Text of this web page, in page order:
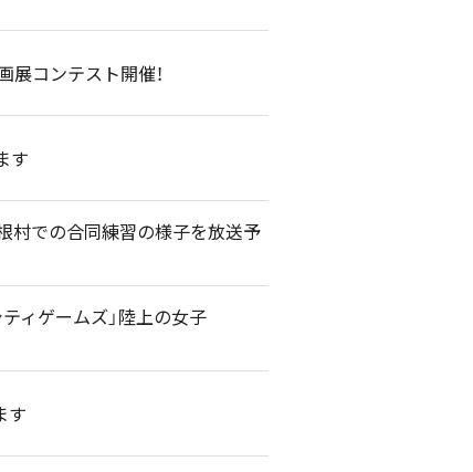
展コンテスト開催！
す
根村での合同練習の様子を放送予
ィゲームズ」陸上の女子
す